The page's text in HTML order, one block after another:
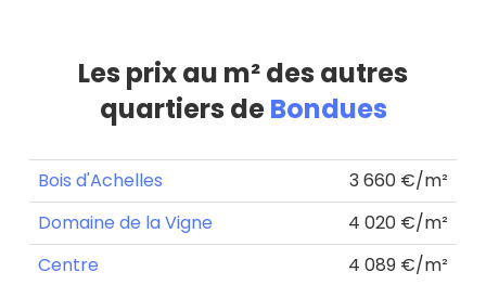
Les prix au m² des autres
quartiers deBondues
Bois d'Achelles
3 660 €/m²
Domaine de la Vigne
4 020 €/m²
Centre
4 089 €/m²